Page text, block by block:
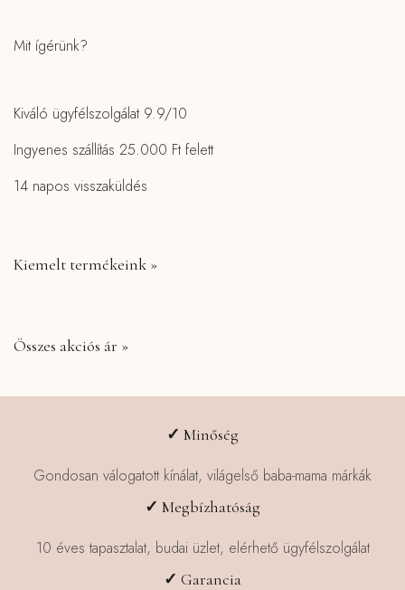
Mit ígérünk?
Kiváló ügyfélszolgálat 9.9/10
Ingyenes szállítás 25.000 Ft felett
14 napos visszaküldés
Kiemelt termékeink »
Összes akciós ár »
✓ Minőség
Gondosan válogatott kínálat, világelső baba-mama márkák
✓ Megbízhatóság
10 éves tapasztalat, budai üzlet, elérhető ügyfélszolgálat
✓ Garancia